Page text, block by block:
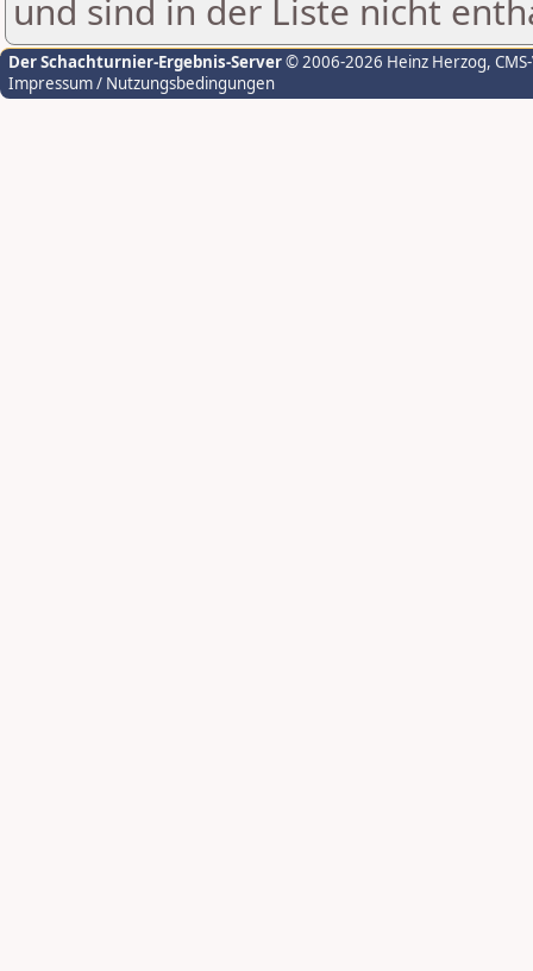
und sind in der Liste nicht
Der Schachturnier-Ergebnis-Server© 2006-2026 Heinz Herzog,
Impressum / Nutzungsbedingungen